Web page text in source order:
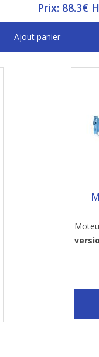
Prix: 88.3€
Ajout panier